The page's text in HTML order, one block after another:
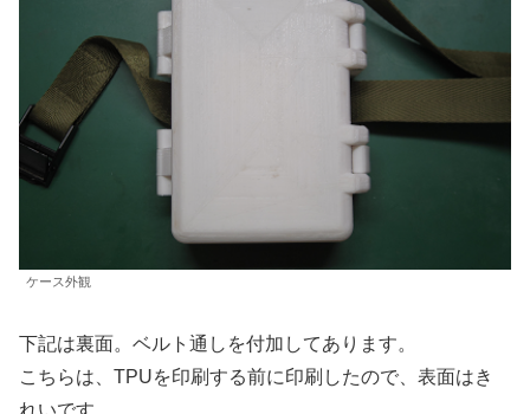
ケース外観
下記は裏面。ベルト通しを付加してあります。
こちらは、TPUを印刷する前に印刷したので、表面はき
れいです。